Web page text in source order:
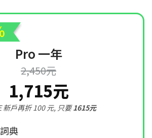
Pro 一年
2,450元
1,715元
新戶再折 100 元, 只要1615元
典